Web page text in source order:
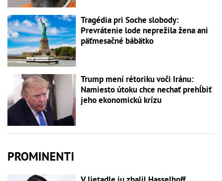
Tragédia pri Soche slobody:
Prevrátenie lode neprežila žena ani
päťmesačné bábätko
Trump mení rétoriku voči Iránu:
Namiesto útoku chce nechať prehĺbiť
jeho ekonomickú krízu
PROMINENTI